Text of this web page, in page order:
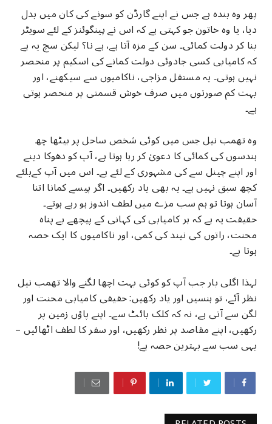
پھر وہ بندہ ہے جس نے اپنے گارڈن کو سونے کی کان میں بدل
دیا، یا وہ خاتون جو کہتی ہے کہ اس نے پینگوئنز کے لئے سویٹر
بنا کر دولت کمائی۔ سن کے مزہ آتا ہے، ہے نا؟ لیکن سچ یہ ہے
کہ کامیابی کسی جادوئی دولت کمانے کی اسکیم پر منحصر
نہیں ہوتی۔ یہ مستقل مزاجی، ناکامیوں سے سیکھنے، اور
بہت کم صورتوں میں صرف خوش قسمتی پر منحصر ہوتی
ہے۔
وہ تھمب نیل جس میں کوئی شخص ساحل پر بیٹھا چھ
ہندسوں کی کمائی کا دعویٰ کر رہا ہوتا ہے، آپ کو دھوکا دینے
اور اپنے چینل سے کی مشہوری کے لئے ہے۔ اس میں آپ کےبلئے
کچھ سبق نہیں ہے۔ یہ بھی یاد رکھیں۔ اگر پیسے کمانا اتنا
آسان ہوتا تو ہم سب مزے میں لطف اندوز ہو رہے ہوتے۔
حقیقت یہ ہے کہ ہر کامیابی کی کہانی کے پیچھے بے پناہ
محنت، راتوں کی نیند کی کمی، اور ناکامیوں کا ایک حصہ
ہوتا ہے۔
لہذا اگلی بار جب آپ کو کوئی بہت اچھا لگنے والا تھمب نیل
نظر آئے، تو ہنسیں اور یاد رکھیں: حقیقی کامیابی محنت اور
لگن سے آتی ہے، نہ کہ کلک بائٹ سے۔ اپنے پاؤں زمین پر
رکھیں، اپنے مقاصد پر نظر رکھیں، اور سفر کا لطف اٹھائیں –
یہی سب سے بہترین حصہ ہے!